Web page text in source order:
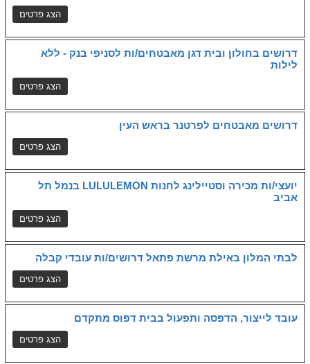
דרושים בחולון ובית דגן מאבטחים/ות לסניפי בנק - ללא
לילות
דרושים מאבטחים לפרטנר בראש העין
יועצי/ות מכירה וסטיילינג לחנות LULULEMON בנמל תל
אביב
לבתי המלון באילת מרשת פתאל דרושים/ות עובדי קבלה
עובד לייצור, הדפסה ותפעול בבית דפוס מתקדם